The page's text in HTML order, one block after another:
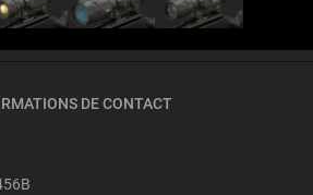
DE CONTACT